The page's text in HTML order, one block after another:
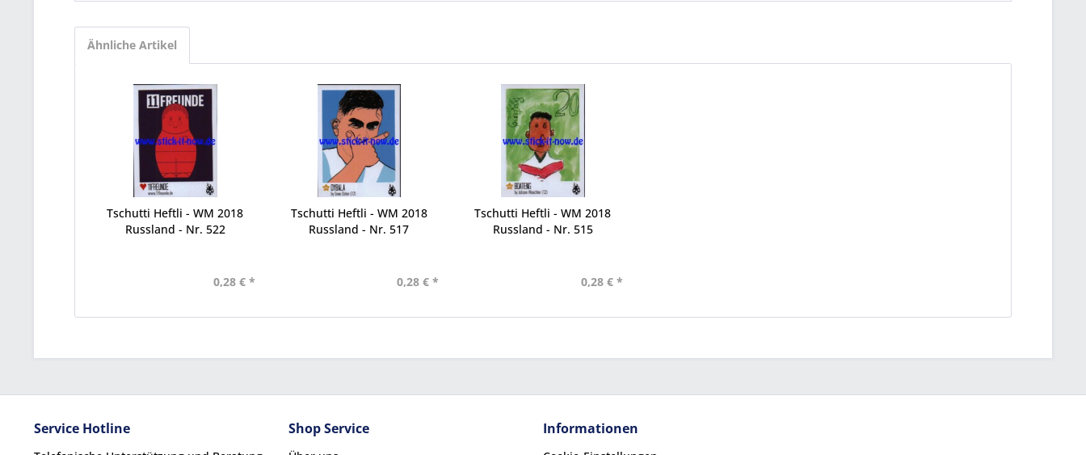
Ähnliche Artikel
Tschutti Heftli - WM 2018
Russland - Nr. 522
0,28 € *
Tschutti Heftli - WM 2018
Russland - Nr. 517
0,28 € *
Tschutti Heftli - WM 2018
Russland - Nr. 515
0,28 € *
Service Hotline Shop Service Informationen